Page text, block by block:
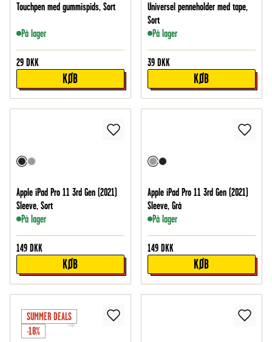
Touchpen med gummispids, Sort
På lager
29 DKK
KØB
Universel penneholder med tape,
Sort
På lager
39 DKK
KØB
Apple iPad Pro 11 3rd Gen (2021)
Sleeve, Sort
På lager
149 DKK
KØB
Apple iPad Pro 11 3rd Gen (2021)
Sleeve, Grå
På lager
149 DKK
KØB
SUMMER DEALS
-18%